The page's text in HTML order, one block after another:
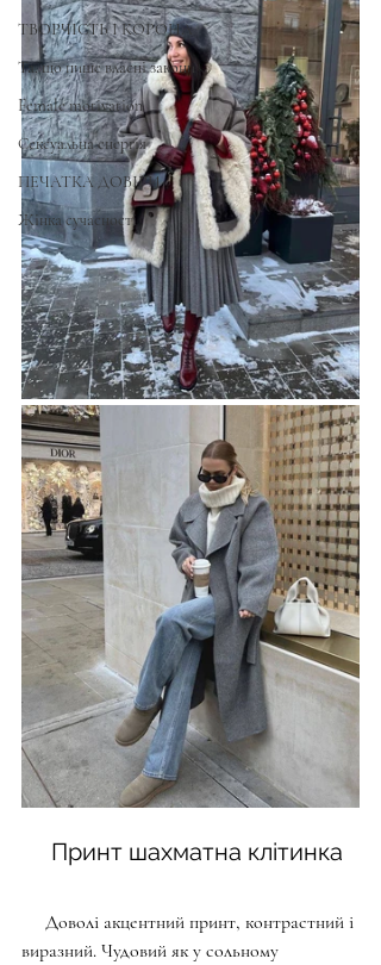
ТВОРЧІСТЬ І КОРОНА
Та, що пише власні закони
Female motivation
Сексуальна енергія
ПЕЧАТКА ДОВІРИ
Жінка сучасності
Принт шахматна клітинка
Доволі акцентний принт, контрастний і
виразний. Чудовий як у сольному